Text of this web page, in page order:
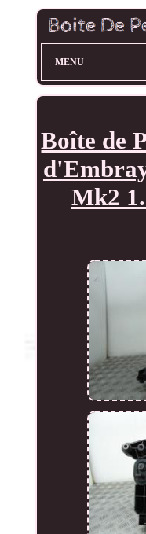
MENU
Boîte de
Mk2